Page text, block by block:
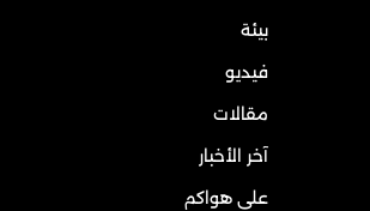
بيئة
فيديو
مقالات
آخر الأخبار
على هواكم